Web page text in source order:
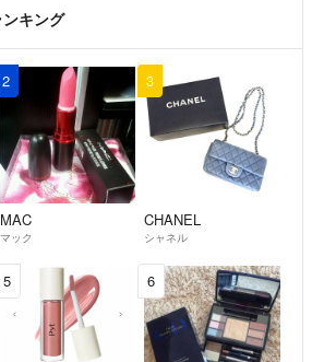
キング
2
MAC
マック
3
CHANEL
シャネル
5 6